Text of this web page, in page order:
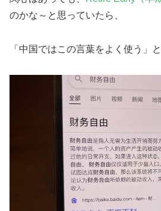
のかな～と思っていたら、
「中国ではこの言葉をよく使う」と